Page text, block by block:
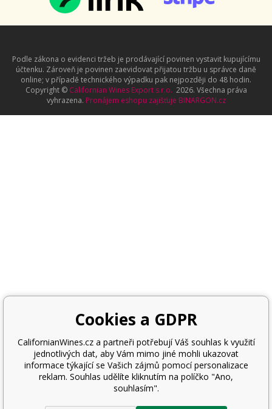
Podle zákona o evidenci tržeb je prodávající povinen vystavit kupujícímu
účtenku. Zároveň je povinen zaevidovat přijatou tržbu u správce daně
online; v případě technického výpadku pak nejpozději do 48 hodin.
Copyright © Californian Wines Export s.r.o. 2026. Všechna práva
vyhrazena. Pronájem eshopu zajišťuje BINARGON.cz
Cookies a GDPR
CalifornianWines.cz a partneři potřebují Váš souhlas k využití
jednotlivých dat, aby Vám mimo jiné mohli ukazovat
informace týkající se Vašich zájmů pomocí personalizace
reklam. Souhlas udělíte kliknutím na políčko "Ano,
souhlasím".